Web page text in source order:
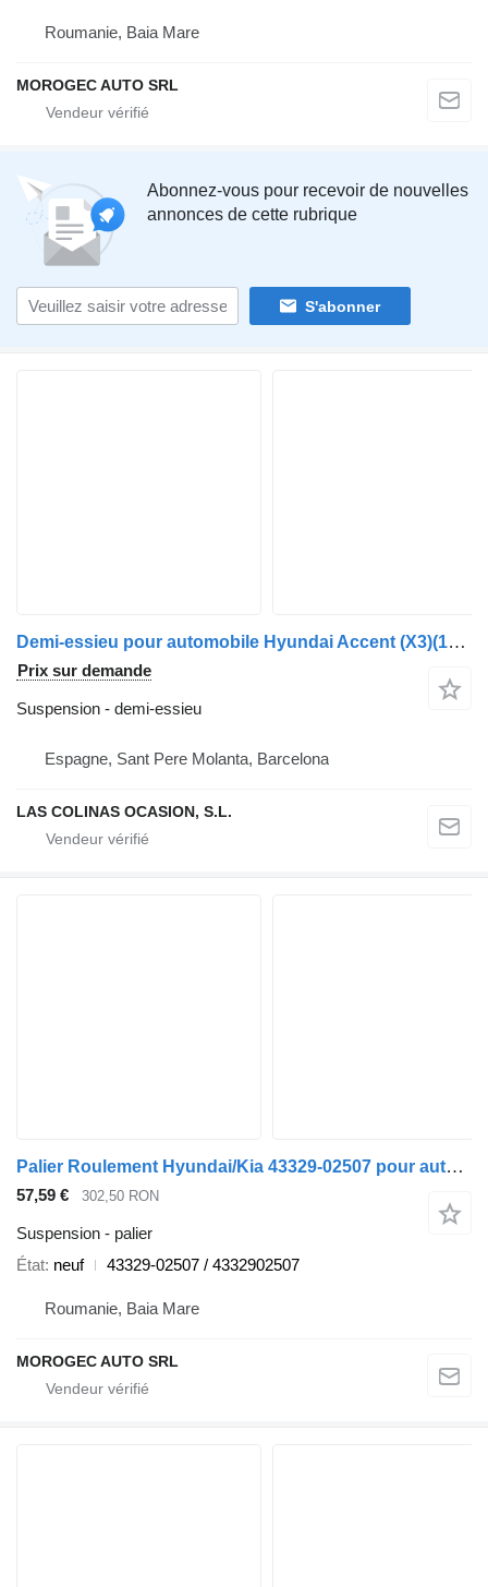
Roumanie, Baia Mare
MOROGEC AUTO SRL
Abonnez-vous pour recevoir de nouvelles
annonces de cette rubrique
S'abonner
Demi-essieu pour automobile Hyundai Accent (X3)(1998->)
Prix sur demande
Suspension - demi-essieu
Espagne, Sant Pere Molanta, Barcelona
LAS COLINAS OCASION, S.L.
Palier Roulement Hyundai/Kia 43329-02507 pour automobile Hyundai Kia
57,59 € 302,50 RON
Suspension - palier
État neuf 43329-02507 / 4332902507
Roumanie, Baia Mare
MOROGEC AUTO SRL